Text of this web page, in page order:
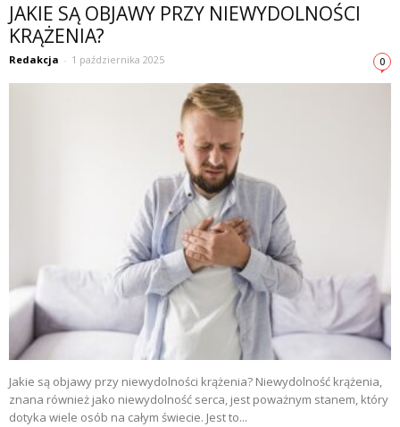
JAKIE SĄ OBJAWY PRZY NIEWYDOLNOŚCI
KRĄŻENIA?
Redakcja - 1 października 2025 0
Jakie są objawy przy niewydolności krążenia? Niewydolność krążenia,
znana również jako niewydolność serca, jest poważnym stanem, który
dotyka wiele osób na całym świecie. Jest to...